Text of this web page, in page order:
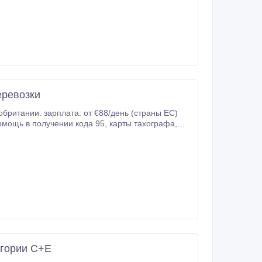
зарплата: от €88/день (страны ЕС)
C+E